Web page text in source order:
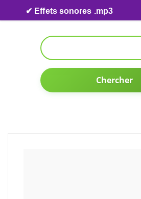
Skip to content
✔ Effets sonores .mp3
Chercher